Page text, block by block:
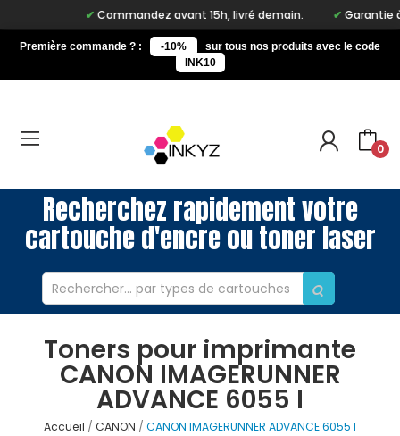
Commandez avant 15h, livré demain. Garantie à
Première commande ? : -10%
sur tous nos produits avec le code
INK10
0
Recherchez rapidement votre
cartouche d'encre ou toner laser
Toners pour imprimante
CANON IMAGERUNNER
ADVANCE 6055 I
Accueil CANON CANON IMAGERUNNER ADVANCE 6055 I